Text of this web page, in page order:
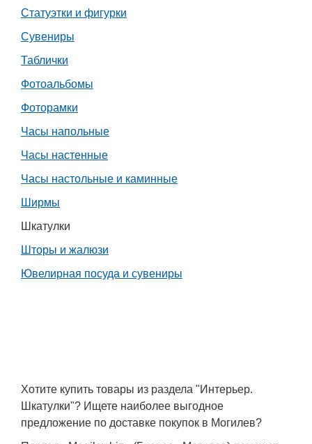
Статуэтки и фигурки
Сувениры
Таблички
Фотоальбомы
Фоторамки
Часы напольные
Часы настенные
Часы настольные и каминные
Ширмы
Шкатулки
Шторы и жалюзи
Ювелирная посуда и сувениры
Хотите купить товары из раздела "Интерьер.
Шкатулки"? Ищете наиболее выгодное
предложение по доставке покупок в Могилев?